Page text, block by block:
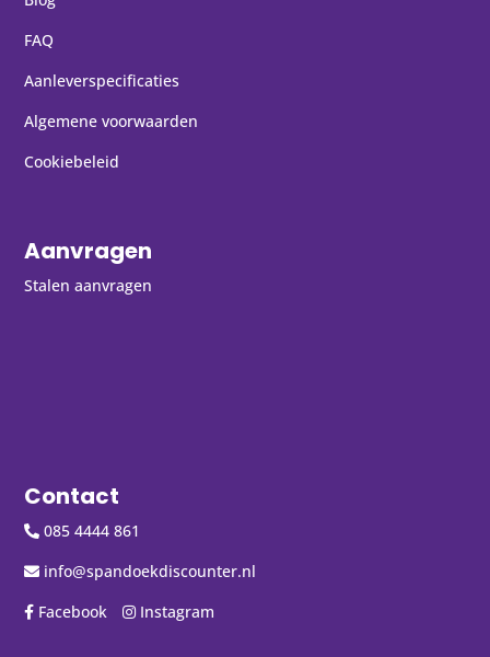
FAQ
Aanleverspecificaties
Algemene voorwaarden
Cookiebeleid
Aanvragen
Stalen aanvragen
Contact
085 4444 861
info@spandoekdiscounter.nl
Facebook
Instagram